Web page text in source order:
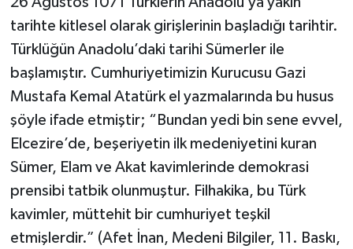
tarihte kitlesel olarak girişlerinin başladığı tarihtir.
Türklüğün Anadolu’daki tarihi Sümerler ile
başlamıştır. Cumhuriyetimizin Kurucusu Gazi
Mustafa Kemal Atatürk el yazmalarında bu husus
şöyle ifade etmiştir; “Bundan yedi bin sene evvel,
Elcezire’de, beşeriyetin ilk medeniyetini kuran
Sümer, Elam ve Akat kavimlerinde demokrasi
prensibi tatbik olunmuştur. Filhakika, bu Türk
kavimler, müttehit bir cumhuriyet teşkil
etmişlerdir.” (Afet İnan, Medeni Bilgiler, 11. Baskı,